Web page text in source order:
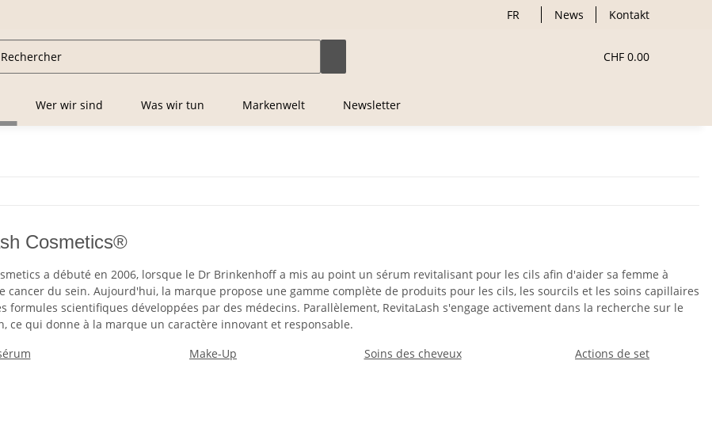
FR News Kontakt
CHF 0.00
Wer wir sind Was wir tun Markenwelt Newsletter
Cosmetics®
a débuté en 2006, lorsque le Dr Brinkenhoff a mis au point un sérum revitalisant pour les cils afin d'aider sa femme à
cancer du sein. Aujourd'hui, la marque propose une gamme complète de produits pour les cils, les sourcils et les soins capillaires
formules scientifiques développées par des médecins. Parallèlement, RevitaLash s'engage activement dans la recherche sur le
ce qui donne à la marque un caractère innovant et responsable.
Make-Up Soins des cheveux Actions de set